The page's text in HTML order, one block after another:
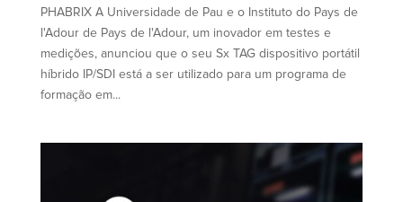
PHABRIX A Universidade de Pau e o Instituto do Pays de
l'Adour de Pays de l'Adour, um inovador em testes e
medições, anunciou que o seu Sx TAG dispositivo portátil
híbrido IP/SDI está a ser utilizado para um programa de
formação em...